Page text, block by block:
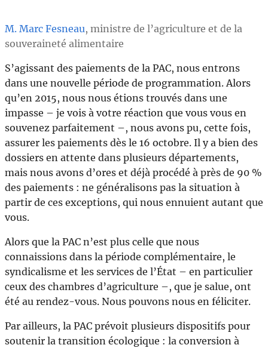
M. Marc Fesneau, ministre de l’agriculture et de la
souveraineté alimentaire
S’agissant des paiements de la PAC, nous entrons
dans une nouvelle période de programmation. Alors
qu’en 2015, nous nous étions trouvés dans une
impasse – je vois à votre réaction que vous vous en
souvenez parfaitement –, nous avons pu, cette fois,
assurer les paiements dès le 16 octobre. Il y a bien des
dossiers en attente dans plusieurs départements,
mais nous avons d’ores et déjà procédé à près de 90 %
des paiements : ne généralisons pas la situation à
partir de ces exceptions, qui nous ennuient autant que
vous.
Alors que la PAC n’est plus celle que nous
connaissions dans la période complémentaire, le
syndicalisme et les services de l’État – en particulier
ceux des chambres d’agriculture –, que je salue, ont
été au rendez-vous. Nous pouvons nous en féliciter.
Par ailleurs, la PAC prévoit plusieurs dispositifs pour
soutenir la transition écologique : la conversion à